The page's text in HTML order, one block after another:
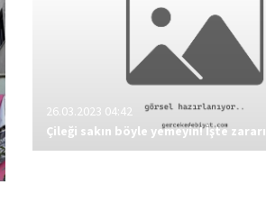
26.03.2023 04:42
Çileği sakın böyle yemeyin! İşte zararı